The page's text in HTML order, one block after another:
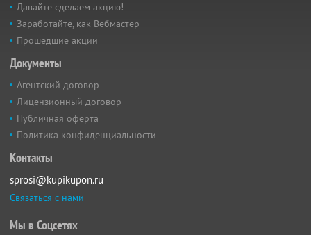
Давайте сделаем акцию!
Заработайте, как Вебмастер
Прошедшие акции
Документы
Агентский договор
Лицензионный договор
Публичная оферта
Политика конфиденциальности
Контакты
sprosi@kupikupon.ru
Связаться с нами
Мы в Соцсетях